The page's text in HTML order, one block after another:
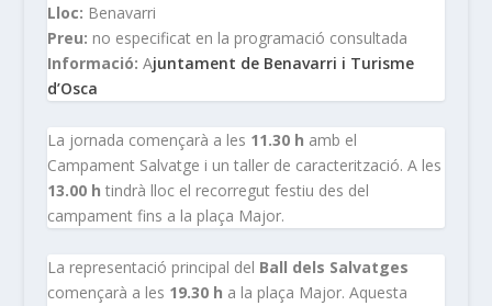
Lloc: Benavarri
Preu: no especificat en la programació consultada
Informació: Ajuntament de Benavarri i Turisme
d’Osca
La jornada començarà a les 11.30 h amb el
Campament Salvatge i un taller de caracterització. A les
13.00 h tindrà lloc el recorregut festiu des del
campament fins a la plaça Major.
La representació principal del Ball dels Salvatges
començarà a les 19.30 h a la plaça Major. Aquesta